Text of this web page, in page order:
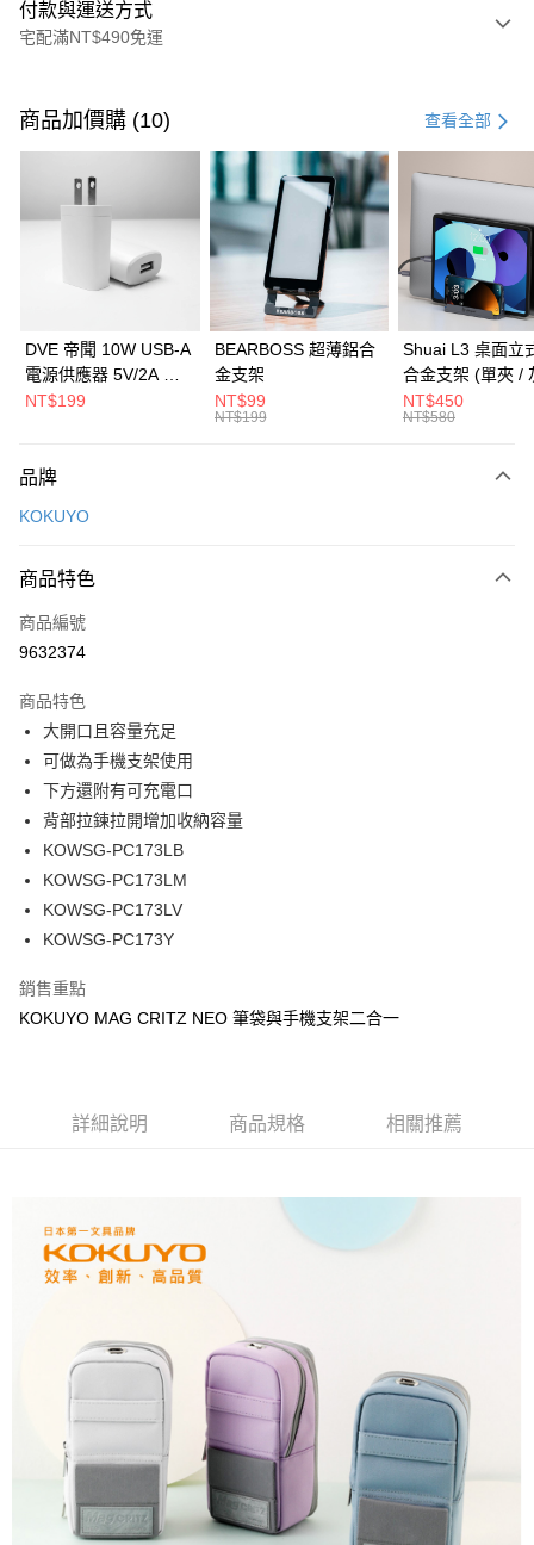
付款與運送方式
宅配滿NT$490免運
信用卡一次付款
3 期 0 利率 每期 NT$126
第一商業銀行
華南商業銀行
彰化商業銀行
上海商業儲蓄銀行
台北富邦商業銀行
兆豐國際商業銀行
臺灣中小企業銀行
台中商業銀行
匯豐（台灣）商業銀行
華泰商業銀行
聯邦商業銀行
元大商業銀行
台灣樂天信用卡公司
NT$63 21家銀行
合作金庫商業銀行
第一商業銀行
彰化商業銀行
台北富邦商業銀行
國泰世華商業銀行
兆豐國際商業銀行
臺灣中小企業銀行
匯豐（台灣）商業銀行
玉山商業銀行
台灣樂天信用卡公司
街口支付
悠遊付
相關說明
1.本服務由台灣大哥大提供，台灣大哥大用戶可立即使用無須另外申請。
2.付款方式選擇「大哥付你分期」，訂單成立後會自動跳轉到大哥付的交易
3.實際核准額度、可分期數及費用金額請依後續交易確認頁面所載為準。
4.訂單成立30分鐘內，如未前往確認交易或遇審核未通過，訂單將自動取
消。如遇「轉專審核」未通過狀況，表示未達大哥付你分期系統評分，恕無
法說明評估內容。
【繳款方式說明】
1.分期款項不併入電信帳單，「大哥付你分期」於每月結算日後寄送繳費提
2.透過簡訊連結打開帳單後，可選擇「超商條碼／台灣大直營門市／銀行轉
帳／街口支付／iPASS MONEY」等通路繳費。
1.本服務係由「台灣大哥大股份有限公司」（以下簡稱本公司）所提供，讓
買賣價金債權讓與本公司後，依約使用本公司帳單繳交帳款。
2.基於同意付款使用「大哥付你分期」之契約關係目的，商店將以您的個人
資料（包含姓名、電話或地址）提供予台灣大哥大進項蒐集、處理及利用，
ATM付款
貨到付款
運送方式
7-11取貨(快速到店)
每筆NT$100，滿NT$1,000(含以上)免運費
離島郵局
每筆NT$100，滿NT$1,500(含以上)免運費
付款後門市自取
免運費
商品加價購 (10) 查看全部
DVE 帝聞 10W USB-A
電源供應器 5V/2A 充
電頭 (適用閱讀器、小
NT$199
BEARBOSS 超薄鋁合
金支架
NT$99
NT$199
Shuai L3 桌面立
合金支架 (單夾 /
NT$450
NT$580
品牌
KOKUYO
商品特色
商品編號
9632374
商品特色
大開口且容量充足
可做為手機支架使用
下方還附有可充電口
背部拉鍊拉開增加收納容量
KOWSG-PC173LB
KOWSG-PC173LM
KOWSG-PC173LV
KOWSG-PC173Y
銷售重點
KOKUYO MAG CRITZ NEO 筆袋與手機支架二合一
詳細說明 商品規格 相關推薦